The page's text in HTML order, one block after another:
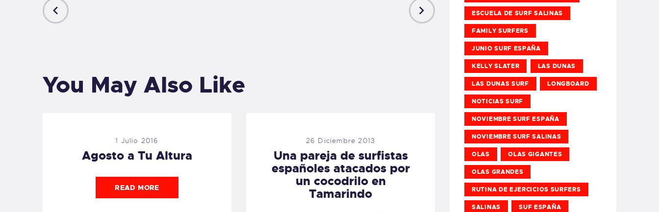
You May Also Like
1 Julio 2016
Agosto a Tu Altura
READ MORE
26 Diciembre 2013
Una pareja de surfistas
españoles atacados por
un cocodrilo en
Tamarindo
ESCUELA DE SURF SALINAS
FAMILY SURFERS
JUNIO SURF ESPAÑA
KELLY SLATER LAS DUNAS
LAS DUNAS SURF LONGBOARD
NOTICIAS SURF
NOVIEMBRE SURF ESPAÑA
NOVIEMBRE SURF SALINAS
OLAS OLAS GIGANTES
OLAS GRANDES
RUTINA DE EJERCICIOS SURFERS
SALINAS SUF ESPAÑA